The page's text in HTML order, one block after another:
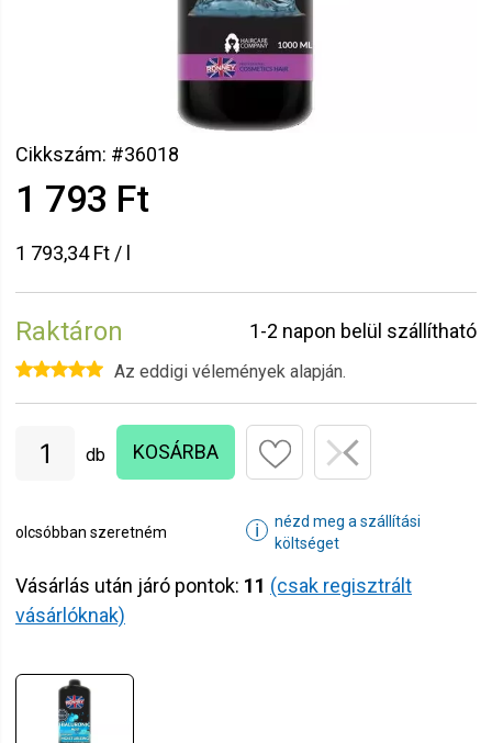
Cikkszám: #36018
1 793 Ft
1 793,34 Ft / l
Raktáron 1-2 napon belül szállítható
Az eddigi vélemények alapján.
db KOSÁRBA
olcsóbban szeretném ℹ
nézd meg a szállítási
költséget
Vásárlás után járó pontok: 11 (csak regisztrált
vásárlóknak)